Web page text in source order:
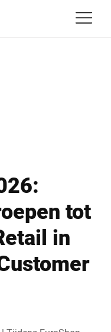
tot
in